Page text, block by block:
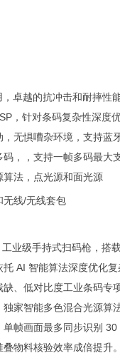
卓越的抗冲击和耐摔性
，针对条码复杂性深度
，无惧嘈杂环境，支持蓝
码，，支持一帧多码最大
算法，点光源和面光源
无线/无线套包
业级手持式扫码枪，搭
托 AI 智能算法深度优化
、低对比度工业条码专
独家智能多色混合光源算
单帧画面最多同步识别
叠物料核验效率成倍提升